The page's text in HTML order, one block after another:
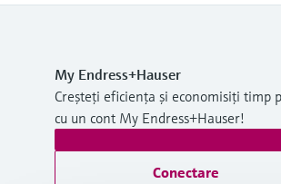
My Endress+Hauser
Creșteți eficiența și economisiți timp
cu un cont My Endress+Hauser!
Conectare